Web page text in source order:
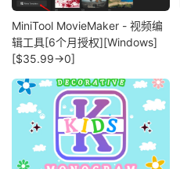
MiniTool MovieMaker - 视频编
辑工具[6个月授权][Windows]
[$35.99→0]